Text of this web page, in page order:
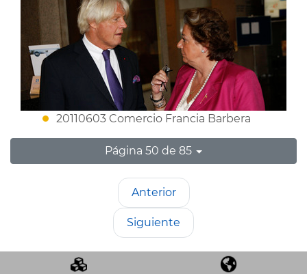
20110603 Comercio Francia Barbera
Página 50 de 85
Anterior
Siguiente